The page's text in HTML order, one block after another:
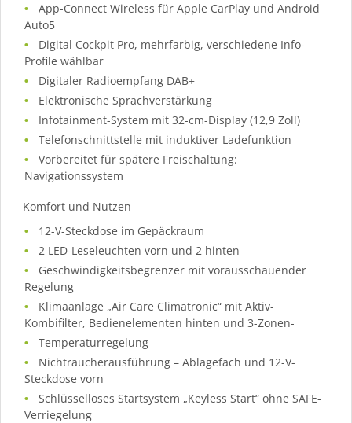
App-Connect Wireless für Apple CarPlay und Android
Auto5
Digital Cockpit Pro, mehrfarbig, verschiedene Info-
Profile wählbar
Digitaler Radioempfang DAB+
Elektronische Sprachverstärkung
Infotainment-System mit 32-cm-Display (12,9 Zoll)
Telefonschnittstelle mit induktiver Ladefunktion
Vorbereitet für spätere Freischaltung:
Navigationssystem
Komfort und Nutzen
12-V-Steckdose im Gepäckraum
2 LED-Leseleuchten vorn und 2 hinten
Geschwindigkeitsbegrenzer mit vorausschauender
Regelung
Klimaanlage „Air Care Climatronic“ mit Aktiv-
Kombifilter, Bedienelementen hinten und 3-Zonen-
Temperaturregelung
Nichtraucherausführung – Ablagefach und 12-V-
Steckdose vorn
Schlüsselloses Startsystem „Keyless Start“ ohne SAFE-
Verriegelung